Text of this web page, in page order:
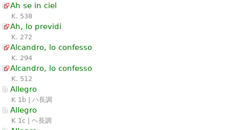
Ah se in ciel
K. 538
Ah, lo previdi
K. 272
Alcandro, lo confesso
K. 294
Alcandro, lo confesso
K. 512
Allegro
K 1b | ハ長調
Allegro
K 1c | ヘ長調